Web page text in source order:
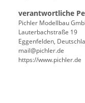
verantwortliche
Pichler Modellbau
Lauterbachstraße 19
Eggenfelden,
mail@pichler.de
https://www.pichler.de